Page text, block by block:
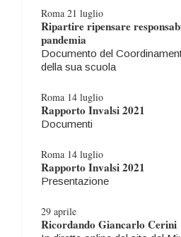
Roma 21 luglio
Ripartire ripensare
pandemia
Documento del
della sua scuola
Roma 14 luglio
Rapporto Invalsi 2021
Documenti
Roma 14 luglio
Rapporto Invalsi 2021
Presentazione
29 aprile
Ricordando Giancarlo Cerini